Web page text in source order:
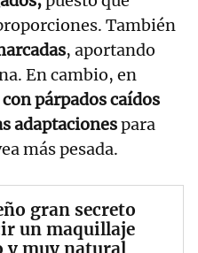
También
, aportando
En cambio, en
párpados caídos
adaptacionespara
más pesada.
gran secreto
un maquillaje
y muy natural